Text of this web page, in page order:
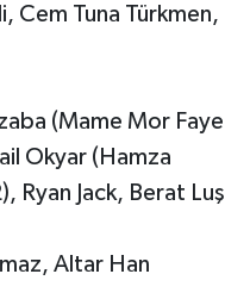
Cem Tuna Türkmen,
(Mame Mor Faye
Okyar (Hamza
Ryan Jack, Berat Luş
Altar Han